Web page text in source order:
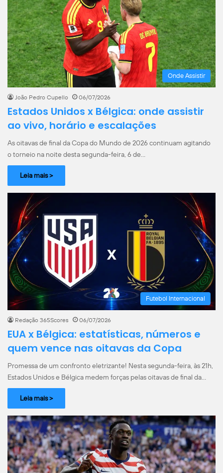
Onde Assistir
João Pedro Cupello 06/07/2026
Estados Unidos x Bélgica: onde assistir
ao vivo, horário e escalações
As oitavas de final da Copa do Mundo de 2026 continuam agitando
o torneio na noite desta segunda-feira, 6 de…
Leia mais >
Futebol Internacional
Redação 365Scores 06/07/2026
EUA x Bélgica: estatísticas, números e
quem vence nas oitavas da Copa
Promessa de um confronto eletrizante! Nesta segunda-feira, às 21h,
Estados Unidos e Bélgica medem forças pelas oitavas de final da…
Leia mais >